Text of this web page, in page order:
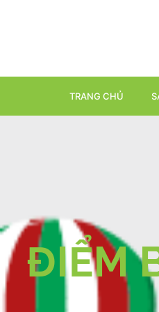
TRANG CHỦ
ĐIỂM